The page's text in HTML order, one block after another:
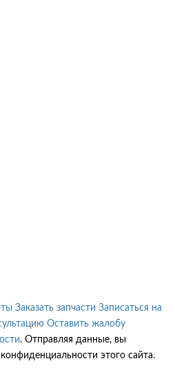
Заказать запчасти Записаться на
Оставить жалобу
. Отправляя данные, вы
этого сайта.